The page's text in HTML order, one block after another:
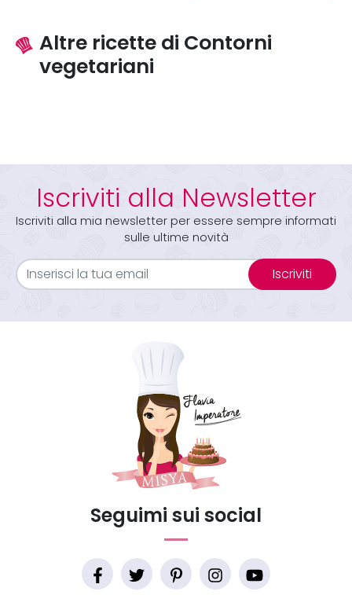
Altre ricette di Contorni
vegetariani
Iscriviti alla Newsletter
Iscriviti alla mia newsletter per essere sempre informati
sulle ultime novità
Iscriviti
Seguimi sui social